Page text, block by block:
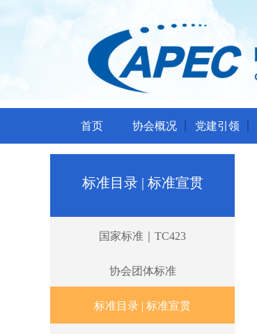
首页 协会概况 党建引领
标准目录 | 标准宣贯
国家标准｜TC423
协会团体标准
标准目录 | 标准宣贯